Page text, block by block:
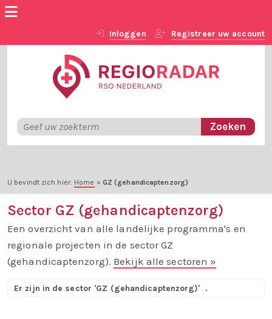
Inloggen Registreer uw account
U bevindt zich hier: Home » GZ (gehandicaptenzorg)
Sector GZ (gehandicaptenzorg)
Een overzicht van alle landelijke programma's en
regionale projecten in de sector GZ
(gehandicaptenzorg). Bekijk alle sectoren »
Er zijn in de sector 'GZ (gehandicaptenzorg)' .